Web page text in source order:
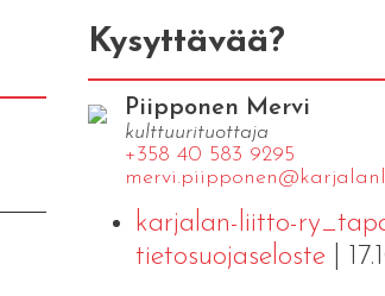
Kysyttävää?
Piipponen Mervi
kulttuurituottaja
+358 40 583 9295
karjalan-liitto-
tietosuojaseloste|